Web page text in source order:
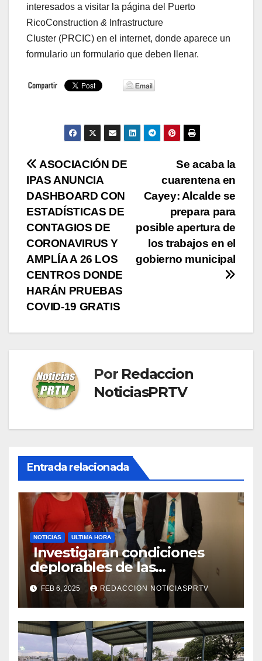
interesados a visitar la página del Puerto
RicoConstruction & Infrastructure
Cluster (PRCIC) en el internet, donde aparece un
formulario un formulario que deben llenar.
Navegación
de
entradas
Se acaba la
cuarentena en
Cayey: Alcalde se
prepara para
posible apertura de
los trabajos en el
gobierno municipal
ASOCIACIÓN DE
IPAS ANUNCIA
DASHBOARD CON
ESTADÍSTICAS DE
CONTAGIOS DE
CORONAVIRUS Y
AMPLÍA A 26 LOS
CENTROS DONDE
HARÁN PRUEBAS
COVID-19 GRATIS
Por Redaccion
NoticiasPRTV
Entrada relacionada
NOTICIAS ULTIMA HORA
Investigaran condiciones
deplorables de las
facilidades el Departamento
de la Salud en Mayagüez
FEB 6, 2025 REDACCION NOTICIASPRTV